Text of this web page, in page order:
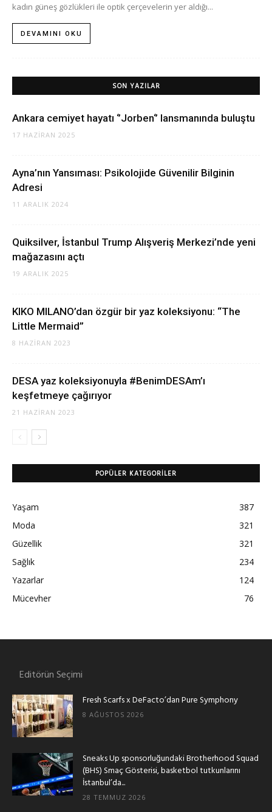
kadın güneş gözlükleri ile optik çerçevelerin yer aldığı...
DEVAMINI OKU
SON YAZILAR
Ankara cemiyet hayatı ‘’Jorben‘’ lansmanında buluştu
17 HAZIRAN 2025
Ayna’nın Yansıması: Psikolojide Güvenilir Bilginin
Adresi
11 ARALIK 2024
Quiksilver, İstanbul Trump Alışveriş Merkezi’nde yeni
mağazasını açtı
19 ARALIK 2025
KIKO MILANO’dan özgür bir yaz koleksiyonu: “The
Little Mermaid”
8 HAZIRAN 2023
DESA yaz koleksiyonuyla #BenimDESAm’ı
keşfetmeye çağırıyor
21 HAZIRAN 2023
POPÜLER KATEGORILER
Yaşam
387
Moda
321
Güzellik
321
Sağlık
234
Yazarlar
124
Mücevher
76
Editörün Seçimi
Fresh Scarfs x DeFacto’dan Pure Symphony
8 AĞUSTOS 2026
Sneaks Up sponsorluğundaki Brotherhood Squad
(BHS) Smaç Gösterisi, basketbol tutkunlarını
İstanbul’da...
28 TEMMUZ 2026